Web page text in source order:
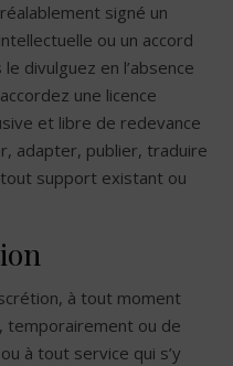
signé un
ou un accord
divulguez en l’absence
une licence
et libre de redevance
adapter, publier, traduire
support existant ou
à tout moment
temporairement ou de
à tout service qui s’y